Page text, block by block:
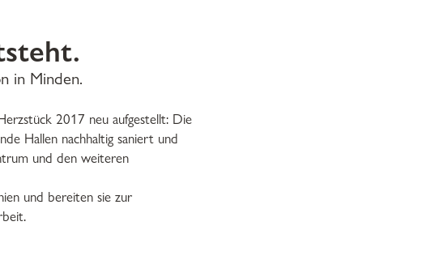
in Minden.
2017 neu aufgestellt: Die
Hallen nachhaltig saniert und
und den weiteren
und bereiten sie zur